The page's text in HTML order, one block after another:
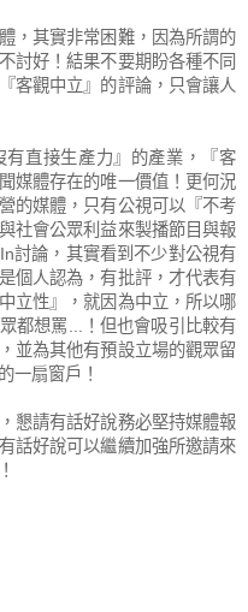
，其實非常困難，因為所謂的
討好！結果不要期盼各種不同
客觀中立』的評論，只會讓人
有直接生產力』的產業，『客
媒體存在的唯一價值！更何況
的媒體，只有公視可以『不考
社會公眾利益來製播節目與報
討論，其實看到不少對公視有
個人認為，有批評，才代表有
立性』，就因為中立，所以哪
都想罵...！但也會吸引比較有
並為其他有預設立場的觀眾留
一扇窗戶！
懇請有話好說務必堅持媒體報
話好說可以繼續加強所邀請來